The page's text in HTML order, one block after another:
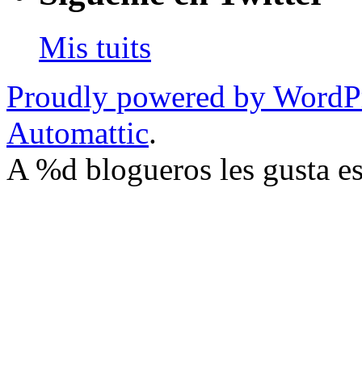
Mis tuits
Proudly powered by
Automattic.
A %d blogueros les gusta